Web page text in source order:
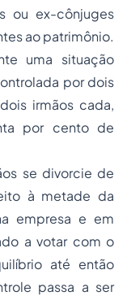
ou ex-cônjuges
ao patrimônio.
uma situação
por dois
irmãos cada,
por cento de
se divorcie de
à metade da
empresa e em
a votar com o
até então
passa a ser